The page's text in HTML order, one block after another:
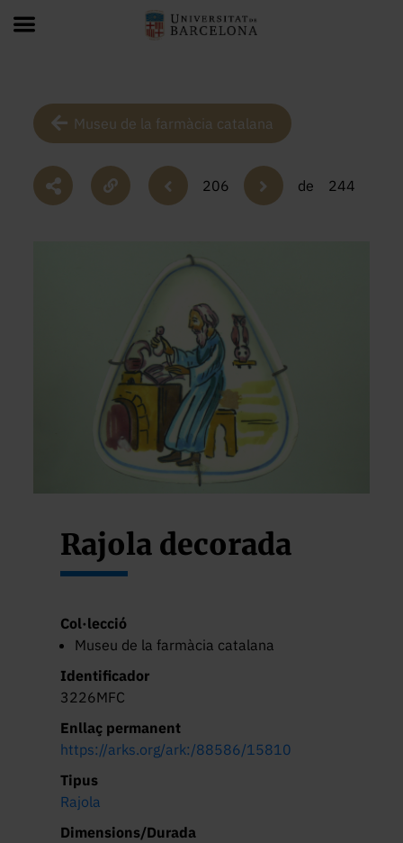
Museu de la farmàcia catalana
206 de 244
Rajola decorada
Col·lecció
Museu de la farmàcia catalana
Identificador
3226MFC
Enllaç permanent
https://arks.org/ark:/88586/15810
Tipus
Rajola
Dimensions/Durada